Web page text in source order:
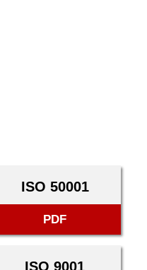
ISO 50001
PDF
ISO 9001